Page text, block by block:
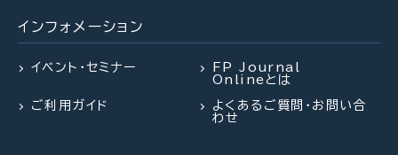
「知らなかった」じゃ済まされない
飛行機搭乗時の新ルール
熱中症や水辺の事故……夏のアク
シデントに民間保険は使えるの
FPトレンドウォッチ
【価値観を知る】戸建てVS.マンシ
ョン 5つのポイントで探る最適解
インフォメーション
イベント・セミナー
FP Journal
Onlineとは
ご利用ガイド
よくあるご質問・お問い合
わせ